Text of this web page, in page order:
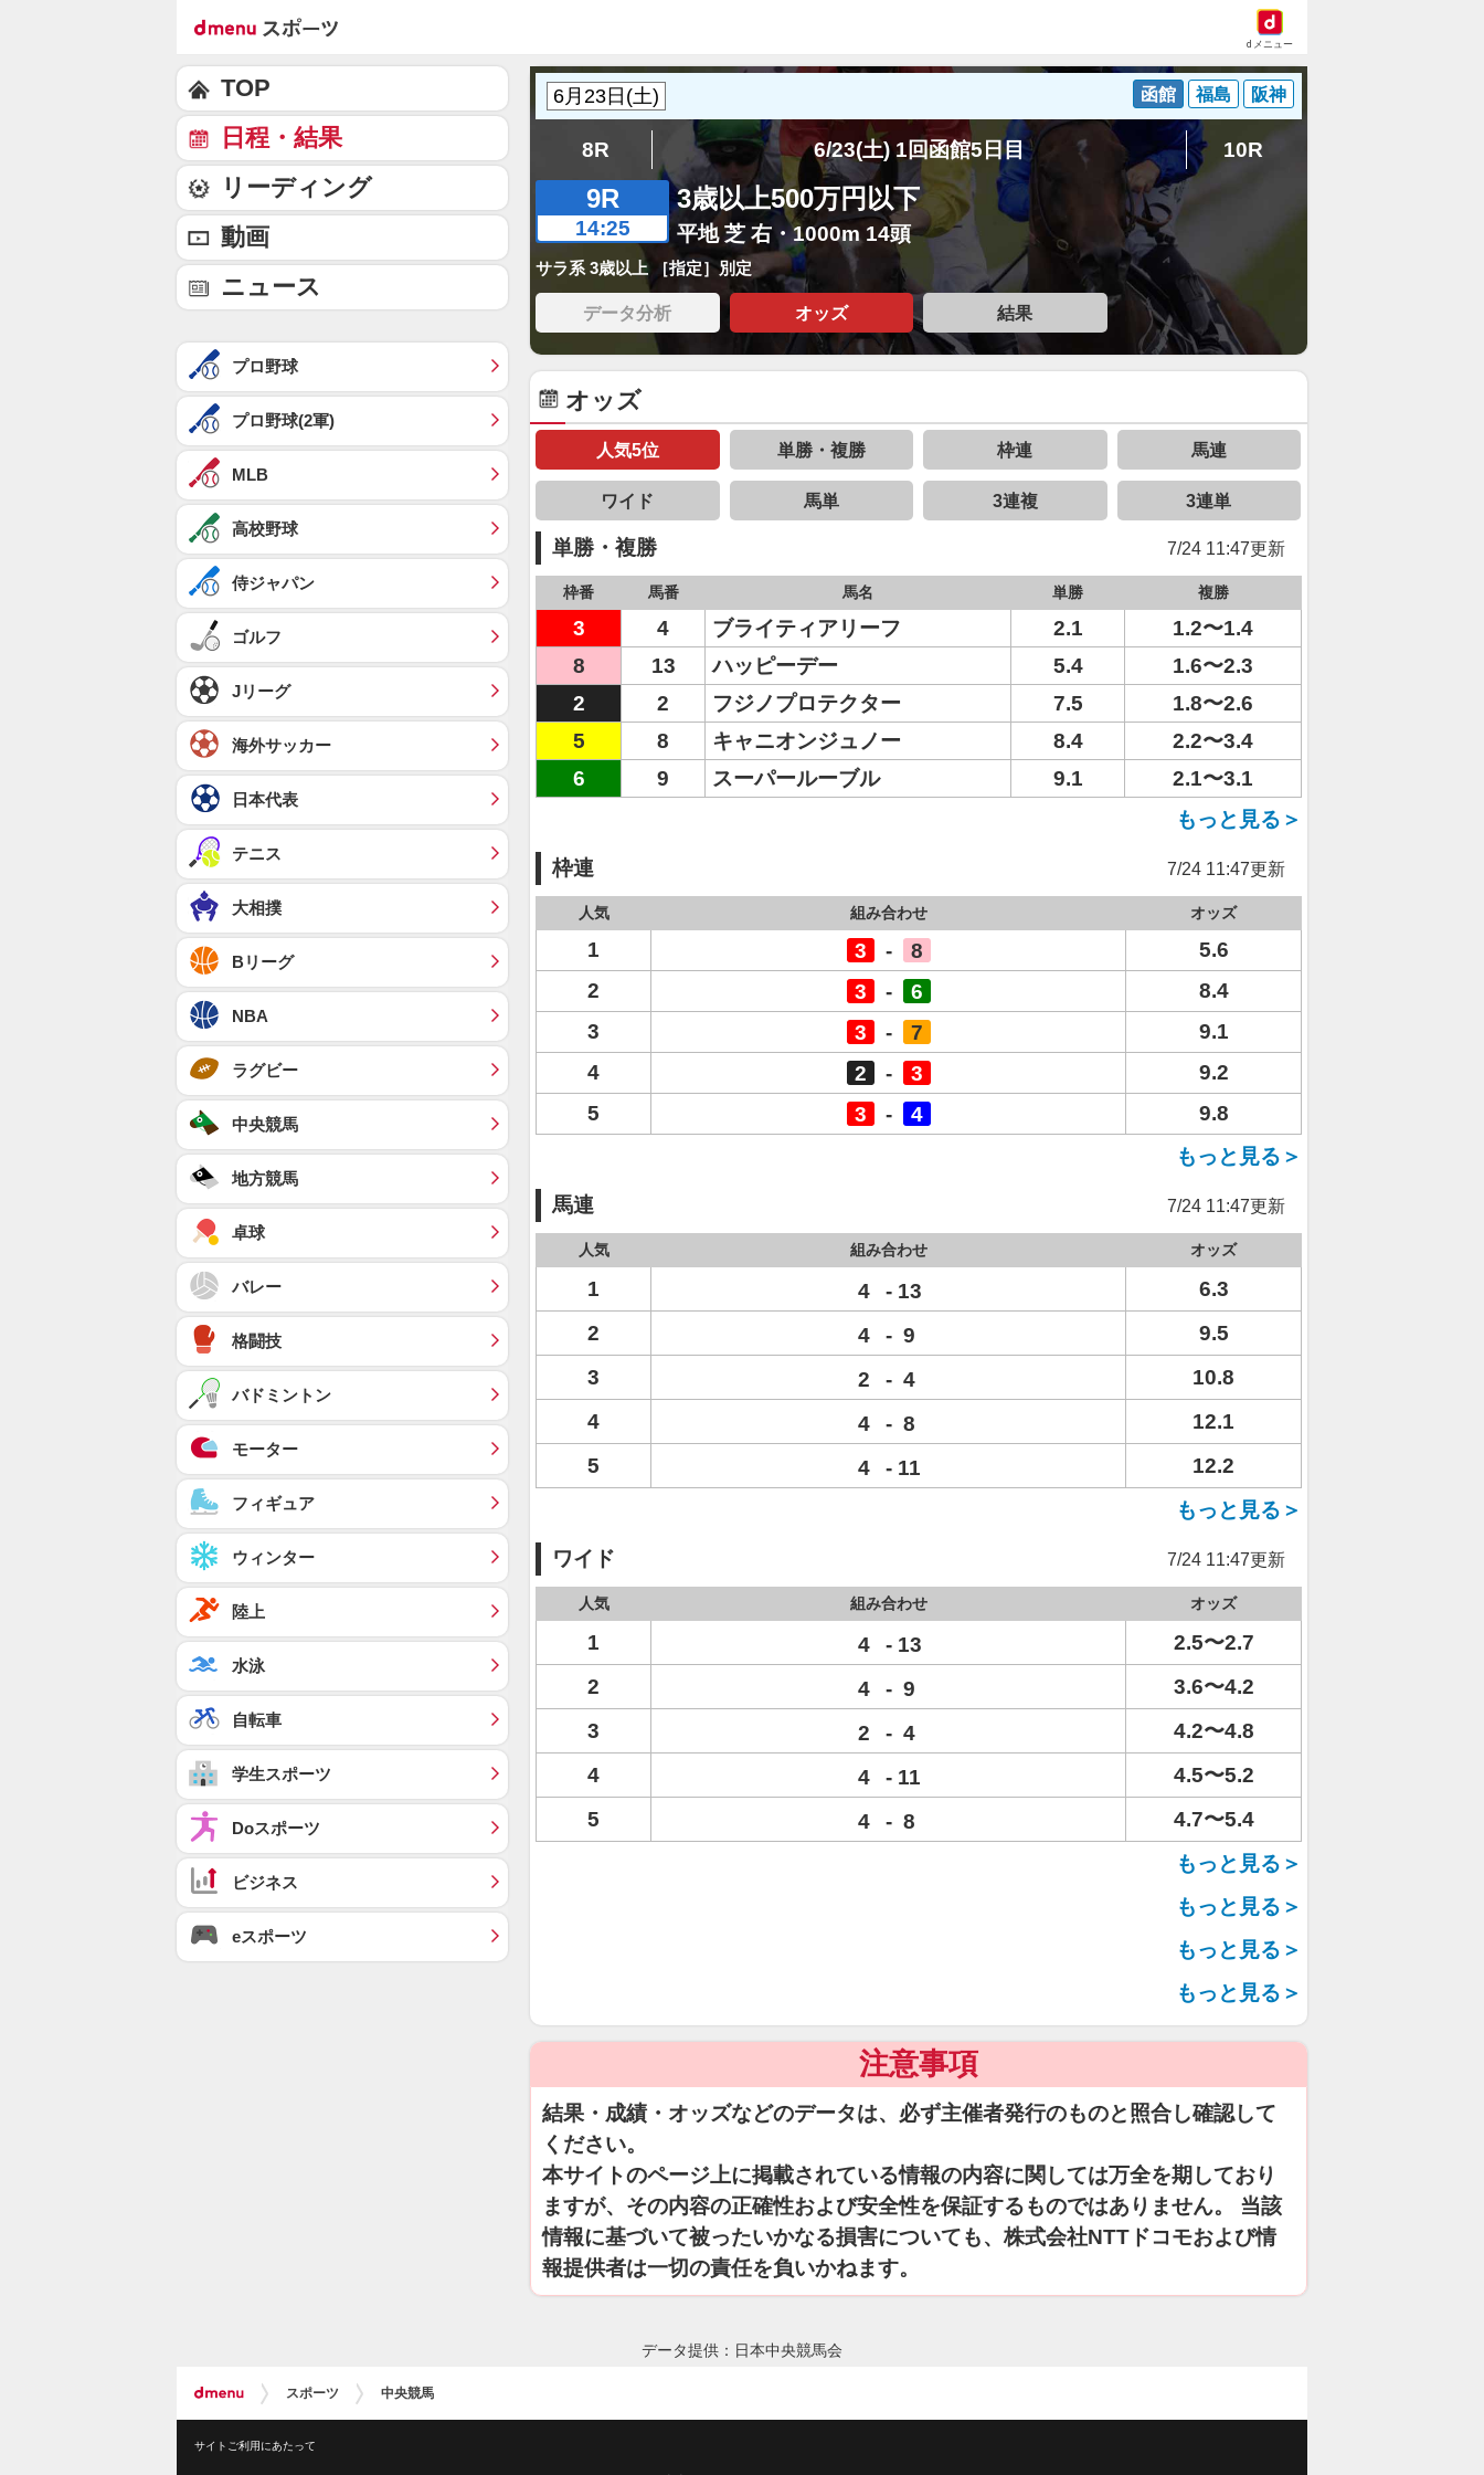
dメニュー
函館 福島 阪神
8R 6/23(土) 1回函館5日目 10R
9R
14:25
3歳以上500万円以下
平地 芝 右・1000m 14頭
サラ系 3歳以上 ［指定］別定
データ分析 オッズ 結果
オッズ
人気5位 単勝・複勝 枠連 馬連
ワイド 馬単 3連複 3連単
単勝・複勝 7/24 11:47更新
枠番 馬番 馬名 単勝 複勝
3 4 ブライティアリーフ 2.1
1.2〜1.4
8
13 ハッピーデー 5.4
1.6〜2.3
2
2 フジノプロテクター 7.5
1.8〜2.6
5
8 キャニオンジュノー 8.4
2.2〜3.4
6
9 スーパールーブル 9.1
2.1〜3.1
もっと見る＞
枠連 7/24 11:47更新
人気 組み合わせ オッズ
1 3 - 8
5.6
2
3 - 6
8.4
3
3 - 7
9.1
4
2 - 3
9.2
5
3 - 4
9.8
もっと見る＞
馬連 7/24 11:47更新
人気 組み合わせ オッズ
1 4 - 13
6.3
2
4 - 9
9.5
3
2 - 4
10.8
4
4 - 8
12.1
5
4 - 11
12.2
もっと見る＞
ワイド 7/24 11:47更新
人気 組み合わせ オッズ
1 4 - 13
2.5〜2.7
2
4 - 9
3.6〜4.2
3
2 - 4
4.2〜4.8
4
4 - 11
4.5〜5.2
5
4 - 8
4.7〜5.4
もっと見る＞
もっと見る＞
もっと見る＞
もっと見る＞
注意事項
結果・成績・オッズなどのデータは、必ず主催者発行のものと照合し確認して
ください。
本サイトのページ上に掲載されている情報の内容に関しては万全を期しており
ますが、その内容の正確性および安全性を保証するものではありません。 当該
情報に基づいて被ったいかなる損害についても、株式会社NTTドコモおよび情
報提供者は一切の責任を負いかねます。
TOP
日程・結果
リーディング
動画
ニュース
プロ野球
プロ野球(2軍)
MLB
高校野球
侍ジャパン
ゴルフ
Jリーグ
海外サッカー
日本代表
テニス
大相撲
Bリーグ
NBA
ラグビー
中央競馬
地方競馬
卓球
バレー
格闘技
バドミントン
モーター
フィギュア
ウィンター
陸上
水泳
自転車
学生スポーツ
Doスポーツ
ビジネス
eスポーツ
データ提供：日本中央競馬会
スポーツ 中央競馬
サイトご利用にあたって